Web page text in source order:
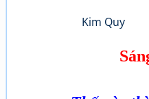
Kim Quy